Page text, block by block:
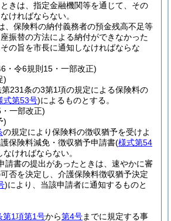
きは、指定金融機関等を通じて、その
ければならない。
、保険料の納付義務者の預金残高不足等
振替の方法による納付ができなかった
の旨を市長に通知しなければならな
・令6規則15・一部改正)
)
231条の3第1項の規定による保険料の
式第53号)によるものとする。
一部改正)
)
の規定により保険料の徴収猶予を受けよ
保険料減免・徴収猶予申請書(様式第54
ければならない。
請書の提出があったときは、速やかに審
否を決定し、介護保険料徴収猶予決定
)により、当該申請者に通知するものと
第1項第1号から第4号までに規定する事